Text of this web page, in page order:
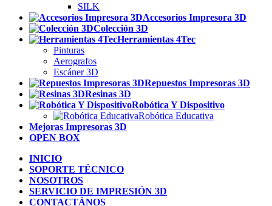
SILK
Accesorios Impresora 3D
Colección 3D
Herramientas 4Tec
Pinturas
Aerografos
Escáner 3D
Repuestos Impresoras 3D
Resinas 3D
Robótica Y Dispositivo
Robótica Educativa
Mejoras Impresoras 3D
OPEN BOX
INICIO
SOPORTE TÉCNICO
NOSOTROS
SERVICIO DE IMPRESIÓN 3D
CONTACTÁNOS